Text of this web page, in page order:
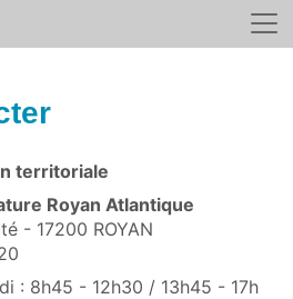
territoriale
Royan Atlantique
- 17200 ROYAN
: 8h45 - 12h30 / 13h45 - 17h